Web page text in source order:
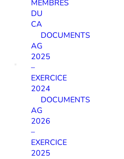
MEMBRES
DU
CA
DOCUMENTS
AG
2025
–
EXERCICE
2024
DOCUMENTS
AG
2026
–
EXERCICE
2025